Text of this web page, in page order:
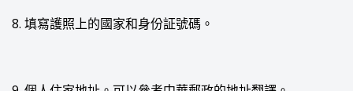
8. 填寫護照上的國家和身份証號碼。